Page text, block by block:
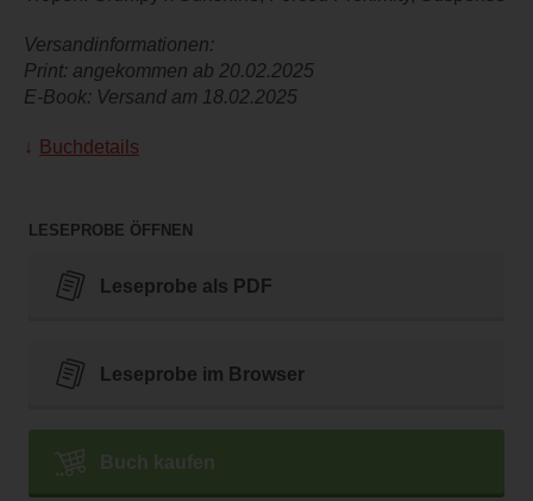
Versandinformationen:
Print: angekommen ab 20.02.2025
E-Book: Versand am 18.02.2025
Buchdetails
LESEPROBE ÖFFNEN
Leseprobe als PDF
Leseprobe im Browser
Buch kaufen